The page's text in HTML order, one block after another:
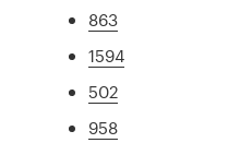
863
1594
502
958